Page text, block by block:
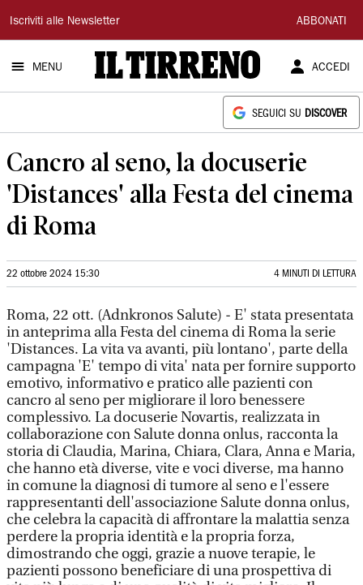
Il
Tirreno
Iscriviti alle Newsletter ABBONATI
MENU ACCEDI
SEGUICI SU DISCOVER
Cancro al seno, la docuserie
'Distances' alla Festa del cinema
di Roma
22 ottobre 2024 15:30 4 MINUTI DI LETTURA
Roma, 22 ott. (Adnkronos Salute) - E' stata presentata
in anteprima alla Festa del cinema di Roma la serie
'Distances. La vita va avanti, più lontano', parte della
campagna 'E' tempo di vita' nata per fornire supporto
emotivo, informativo e pratico alle pazienti con
cancro al seno per migliorare il loro benessere
complessivo. La docuserie Novartis, realizzata in
collaborazione con Salute donna onlus, racconta la
storia di Claudia, Marina, Chiara, Clara, Anna e Maria,
che hanno età diverse, vite e voci diverse, ma hanno
in comune la diagnosi di tumore al seno e l'essere
rappresentanti dell'associazione Salute donna onlus,
che celebra la capacità di affrontare la malattia senza
perdere la propria identità e la propria forza,
dimostrando che oggi, grazie a nuove terapie, le
pazienti possono beneficiare di una prospettiva di